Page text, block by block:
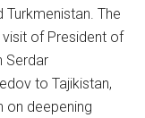
Turkmenistan. The
of President of
Serdar
to Tajikistan,
on deepening